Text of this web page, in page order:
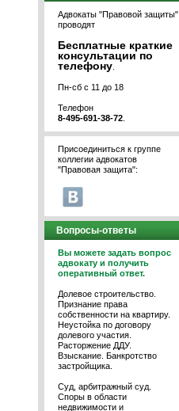
Адвокаты "Правовой защиты"
проводят
Бесплатные краткие
консультации по
телефону
Пн-сб с 11 до 18
Телефон
8-495-691-38-72
Присоединиться к группе
коллегии адвокатов
"Правовая защита":
Вопросы-ответы
Вы можете задать вопрос
адвокату и получить
оперативный ответ.
Долевое строительство.
Признание права
собственности на квартиру.
Неустойка по договору
долевого участия.
Расторжение ДДУ.
Взыскание. Банкротство
застройщика.
Суд, арбитражный суд.
Споры в области
недвижимости и